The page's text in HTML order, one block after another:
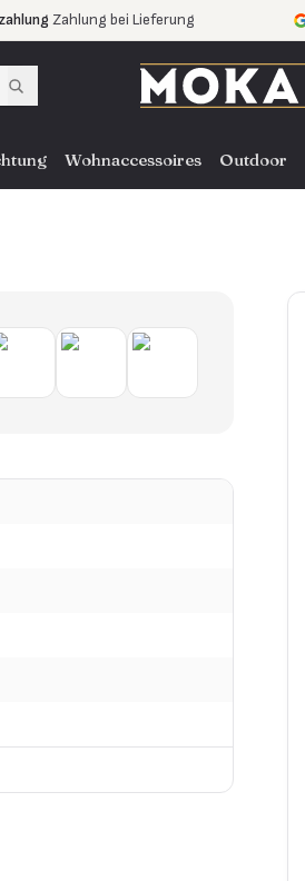
Zahlung bei Lieferung
in ganz NL, BE und DE
Wohnaccessoires Outdoor